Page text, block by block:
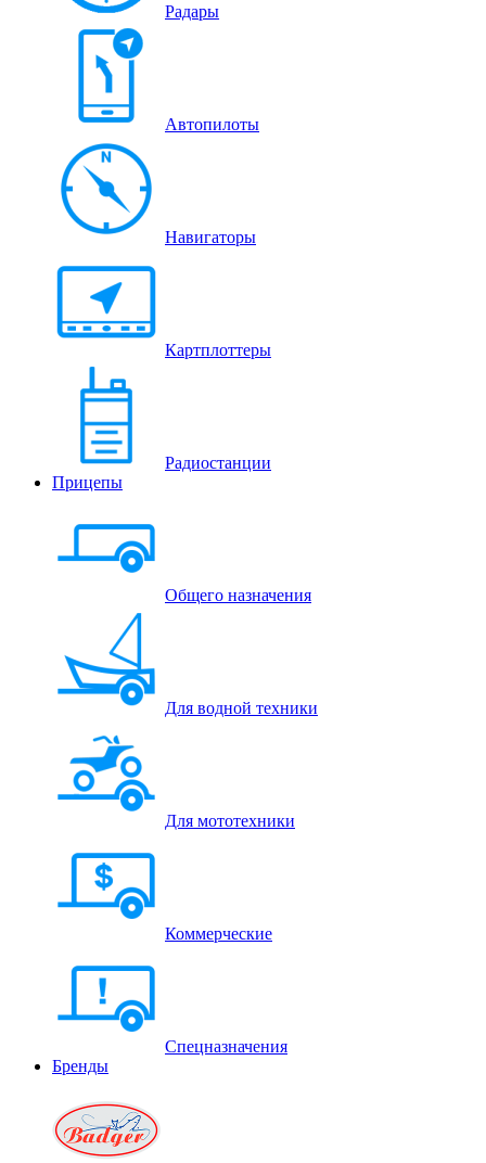
Радары
Автопилоты
Навигаторы
Картплоттеры
Радиостанции
Прицепы
Общего назначения
Для водной техники
Для мототехники
Коммерческие
Спецназначения
Бренды